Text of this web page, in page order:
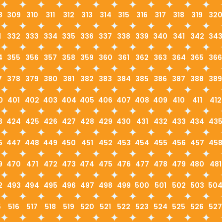
309 310 311 312 313 314 315 316 317 318 319 320
332 333 334 335 336 337 338 339 340 341 342 343
355 356 357 358 359 360 361 362 363 364 365 366
378 379 380 381 382 383 384 385 386 387 388 389
401 402 403 404 405 406 407 408 409 410 411 412
424 425 426 427 428 429 430 431 432 433 434 435
447 448 449 450 451 452 453 454 455 456 457 458
470 471 472 473 474 475 476 477 478 479 480 481
493 494 495 496 497 498 499 500 501 502 503 504
516 517 518 519 520 521 522 523 524 525 526 527